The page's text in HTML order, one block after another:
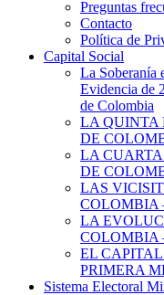
Preguntas
Contacto
Política de
Capital Social
La Soberanía
Evidencia de
de Colombia
LA QUINTA
DE
LA
DE
LAS
COLOMBIA
LA
COLOMBIA
EL
PRIMERA
Sistema Electoral